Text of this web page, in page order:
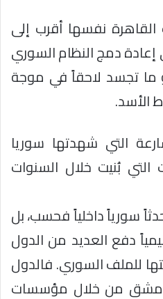
نفسها أقرب إلى
إعادة دمج النظام السوري
تجسد لاحقاً في موجة
الأسد.
التي شهدتها سوريا
التي بُنيت خلال السنوات
سورياً داخلياً فحسب، بل
دفع العديد من الدول
للملف السوري. فالدول
دمشق من خلال مؤسسات